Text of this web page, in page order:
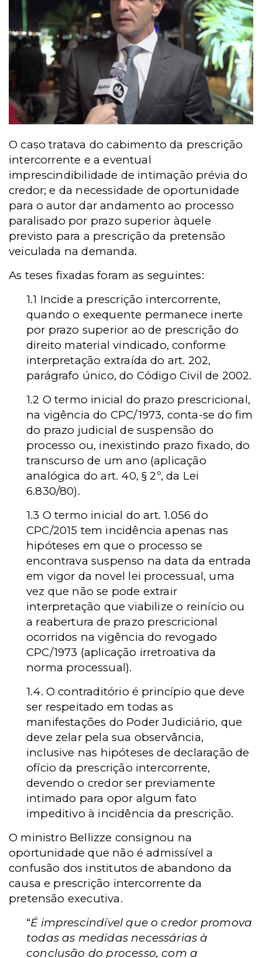
O caso tratava do cabimento da prescrição
intercorrente e a eventual
imprescindibilidade de intimação prévia do
credor; e da necessidade de oportunidade
para o autor dar andamento ao processo
paralisado por prazo superior àquele
previsto para a prescrição da pretensão
veiculada na demanda.
As teses fixadas foram as seguintes:
1.1 Incide a prescrição intercorrente,
quando o exequente permanece inerte
por prazo superior ao de prescrição do
direito material vindicado, conforme
interpretação extraída do art. 202,
parágrafo único, do Código Civil de 2002.
1.2 O termo inicial do prazo prescricional,
na vigência do CPC/1973, conta-se do fim
do prazo judicial de suspensão do
processo ou, inexistindo prazo fixado, do
transcurso de um ano (aplicação
analógica do art. 40, § 2º, da Lei
6.830/80).
1.3 O termo inicial do art. 1.056 do
CPC/2015 tem incidência apenas nas
hipóteses em que o processo se
encontrava suspenso na data da entrada
em vigor da novel lei processual, uma
vez que não se pode extrair
interpretação que viabilize o reinício ou
a reabertura de prazo prescricional
ocorridos na vigência do revogado
CPC/1973 (aplicação irretroativa da
norma processual).
1.4. O contraditório é princípio que deve
ser respeitado em todas as
manifestações do Poder Judiciário, que
deve zelar pela sua observância,
inclusive nas hipóteses de declaração de
ofício da prescrição intercorrente,
devendo o credor ser previamente
intimado para opor algum fato
impeditivo à incidência da prescrição.
O ministro Bellizze consignou na
oportunidade que não é admissível a
confusão dos institutos de abandono da
causa e prescrição intercorrente da
pretensão executiva.
“É imprescindível que o credor promova
todas as medidas necessárias à
conclusão do processo, com a